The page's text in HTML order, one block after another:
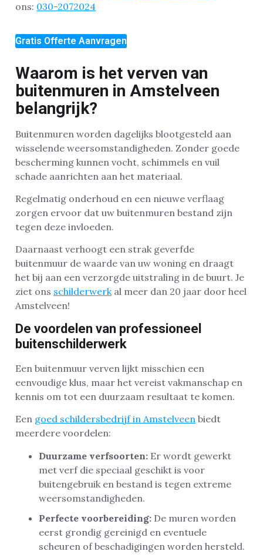
ons: 030-2072024
Gratis Offerte Aanvragen
Waarom is het verven van
buitenmuren in Amstelveen
belangrijk?
Buitenmuren worden dagelijks blootgesteld aan
wisselende weersomstandigheden. Zonder goede
bescherming kunnen vocht, schimmels en vuil
schade aanrichten aan het materiaal.
Regelmatig onderhoud en een nieuwe verflaag
zorgen ervoor dat uw buitenmuren bestand zijn
tegen deze invloeden.
Daarnaast verhoogt een strak geverfde
buitenmuur de waarde van uw woning en draagt
het bij aan een verzorgde uitstraling in de buurt. Je
ziet ons schilderwerkal meer dan 20 jaar door heel
Amstelveen!
De voordelen van professioneel
buitenschilderwerk
Een buitenmuur verven lijkt misschien een
eenvoudige klus, maar het vereist vakmanschap en
kennis om tot een duurzaam resultaat te komen.
Een goed schildersbedrijf in Amstelveen biedt
meerdere voordelen:
Duurzame verfsoorten: Er wordt gewerkt
met verf die speciaal geschikt is voor
buitengebruik en bestand is tegen extreme
weersomstandigheden.
Perfecte voorbereiding: De muren worden
eerst grondig gereinigd en eventuele
scheuren of beschadigingen worden hersteld.